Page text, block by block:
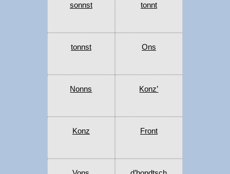
sonnst tonnt
tonnst Ons
Nonns Konz’
Konz Front